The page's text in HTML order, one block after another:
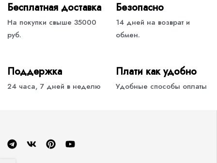
Бесплатная доставка
На покупки свыше 35000
руб.
Безопасно
14 дней на возврат и
обмен.
Поддержка
24 часа, 7 дней в неделю
Плати как удобно
Удобные способы оплаты